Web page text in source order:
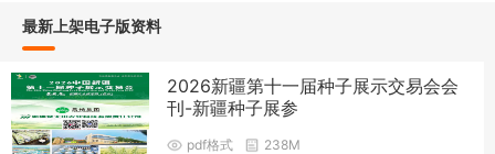
最新上架电子版资料
2026新疆第十一届种子展示交易会会
刊-新疆种子展参
pdf格式 238M